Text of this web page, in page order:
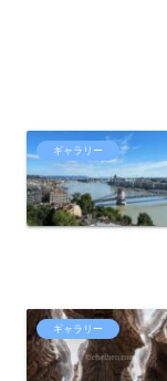
ギャラリー
ギャラリー